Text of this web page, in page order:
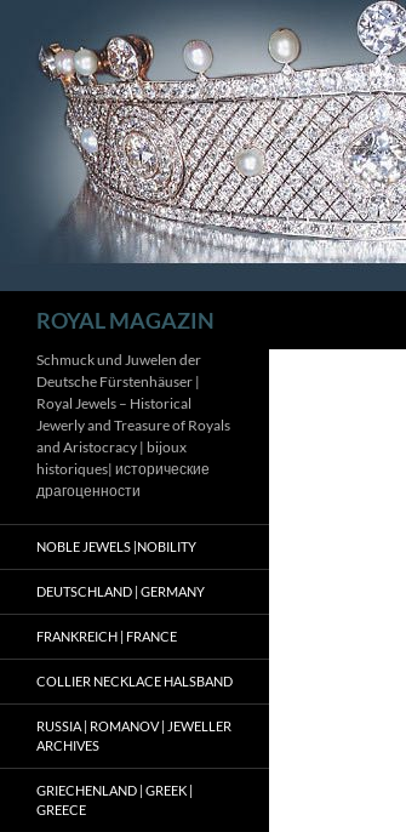
Inhalt
springen
ROYAL MAGAZIN
Schmuck und Juwelen der
Deutsche Fürstenhäuser |
Royal Jewels – Historical
Jewerly and Treasure of Royals
and Aristocracy | bijoux
historiques| исторические
драгоценности
NOBLE JEWELS |NOBILITY
DEUTSCHLAND | GERMANY
FRANKREICH | FRANCE
COLLIER NECKLACE HALSBAND
RUSSIA | ROMANOV | JEWELLER
ARCHIVES
GRIECHENLAND | GREEK |
GREECE